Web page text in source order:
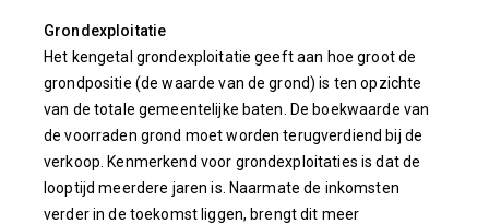
Grondexploitatie
Het kengetal grondexploitatie geeft aan hoe groot de
grondpositie (de waarde van de grond) is ten opzichte
van de totale gemeentelijke baten. De boekwaarde van
de voorraden grond moet worden terugverdiend bij de
verkoop. Kenmerkend voor grondexploitaties is dat de
looptijd meerdere jaren is. Naarmate de inkomsten
verder in de toekomst liggen, brengt dit meer